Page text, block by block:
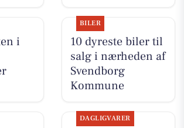
i
BILER
10 dyreste biler til
salg i nærheden af
Svendborg
Kommune
DAGLIGVARER